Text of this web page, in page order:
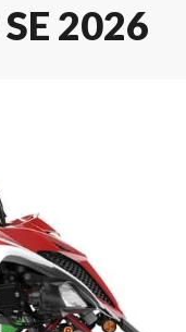
2026